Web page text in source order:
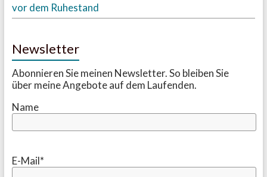
vor dem Ruhestand
Newsletter
Abonnieren Sie meinen Newsletter. So bleiben Sie
über meine Angebote auf dem Laufenden.
Name
E-Mail*